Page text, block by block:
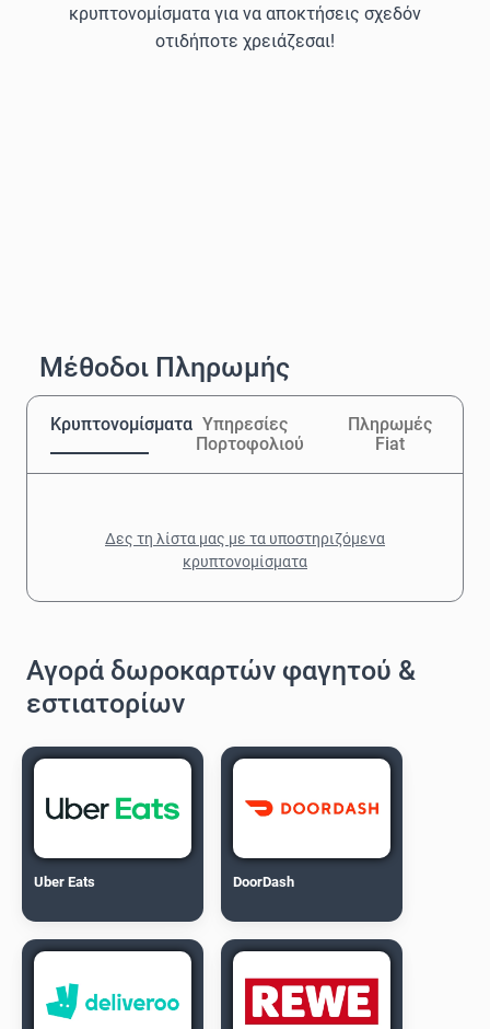
κρυπτονομίσματα για να αποκτήσεις σχεδόν
οτιδήποτε χρειάζεσαι!
Μέθοδοι Πληρωμής
Κρυπτονομίσματα Υπηρεσίες
Πορτοφολιού
Πληρωμές
Fiat
Δες τη λίστα μας με τα υποστηριζόμενα
κρυπτονομίσματα
Αγορά δωροκαρτών φαγητού &
εστιατορίων
Uber Eats DoorDash